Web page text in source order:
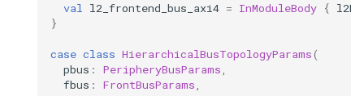
val l2_frontend_bus_axi4 = InModuleBody {
}
case class HierarchicalBusTopologyParams(
pbus : PeripheryBusParams,
fbus : FrontBusParams,